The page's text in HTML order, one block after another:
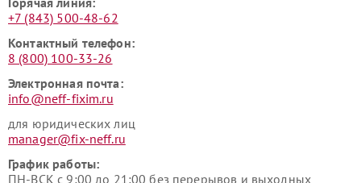
+7 (843) 500-48-62
Контактный телефон:
8 (800) 100-33-26
Электронная почта:
info@neff-fixim.ru
для юридических лиц
manager@fix-neff.ru
График работы:
ПН-ВСК с 9:00 до 21:00 без перерывов и выходных